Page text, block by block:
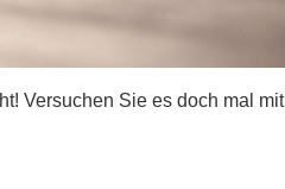
Versuchen Sie es doch mal mit